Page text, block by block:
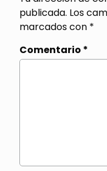
publicada. Los
marcados con *
Comentario *